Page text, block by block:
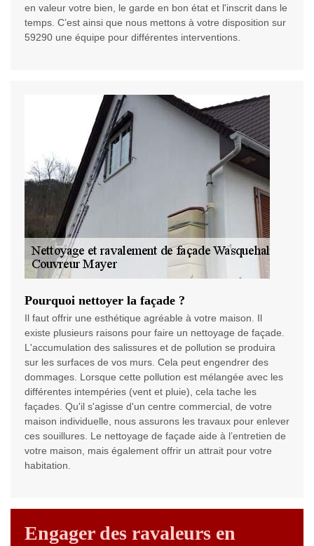
en valeur votre bien, le garde en bon état et l'inscrit dans le
temps. C’est ainsi que nous mettons à votre disposition sur
59290 une équipe pour différentes interventions.
Pourquoi nettoyer la façade ?
Il faut offrir une esthétique agréable à votre maison. Il
existe plusieurs raisons pour faire un nettoyage de façade.
L'accumulation des salissures et de pollution se produira
sur les surfaces de vos murs. Cela peut engendrer des
dommages. Lorsque cette pollution est mélangée avec les
différentes intempéries (vent et pluie), cela tache les
façades. Qu'il s'agisse d'un centre commercial, de votre
maison individuelle, nous assurons les travaux pour enlever
ces souillures. Le nettoyage de façade aide à l’entretien de
votre maison, mais également offrir un attrait pour votre
habitation.
Engager des ravaleurs en